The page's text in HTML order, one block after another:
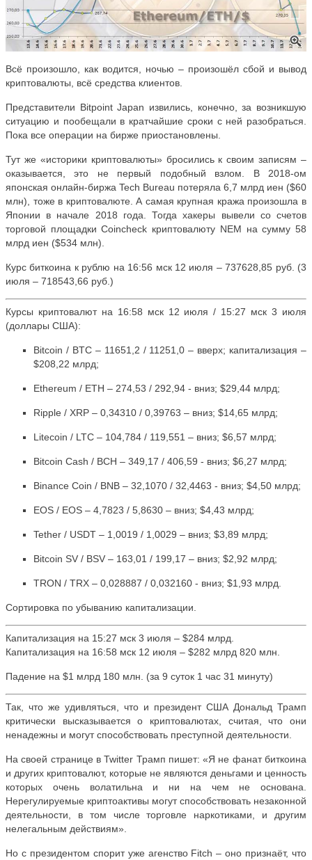
Всё произошло, как водится, ночью – произошёл сбой и вывод
криптовалюты, всё средства клиентов.
Представители Bitpoint Japan извились, конечно, за возникшую
ситуацию и пообещали в кратчайшие сроки с ней разобраться.
Пока все операции на бирже приостановлены.
Тут же «историки криптовалюты» бросились к своим записям –
оказывается, это не первый подобный взлом. В 2018-ом
японская онлайн-биржа Tech Bureau потеряла 6,7 млрд иен ($60
млн), тоже в криптовалюте. А самая крупная кража произошла в
Японии в начале 2018 года. Тогда хакеры вывели со счетов
торговой площадки Coincheck криптовалюту NEM на сумму 58
млрд иен ($534 млн).
Курс биткоина к рублю на 16:56 мск 12 июля – 737628,85 руб. (3
июля – 718543,66 руб.)
Курсы криптовалют на 16:58 мск 12 июля / 15:27 мск 3 июля
(доллары США):
Bitcoin / BTC – 11651,2 / 11251,0 – вверх; капитализация –
$208,22 млрд;
Ethereum / ETH – 274,53 / 292,94 - вниз; $29,44 млрд;
Ripple / XRP – 0,34310 / 0,39763 – вниз; $14,65 млрд;
Litecoin / LTC – 104,784 / 119,551 – вниз; $6,57 млрд;
Bitcoin Cash / BCH – 349,17 / 406,59 - вниз; $6,27 млрд;
Binance Coin / BNB – 32,1070 / 32,4463 - вниз; $4,50 млрд;
EOS / EOS – 4,7823 / 5,8630 – вниз; $4,43 млрд;
Tether / USDT – 1,0019 / 1,0029 – вниз; $3,89 млрд;
Bitcoin SV / BSV – 163,01 / 199,17 – вниз; $2,92 млрд;
TRON / TRX – 0,028887 / 0,032160 - вниз; $1,93 млрд.
Сортировка по убыванию капитализации.
Капитализация на 15:27 мск 3 июля – $284 млрд.
Капитализация на 16:58 мск 12 июля – $282 млрд 820 млн.
Падение на $1 млрд 180 млн. (за 9 суток 1 час 31 минуту)
Так, что же удивляться, что и президент США Дональд Трамп
критически высказывается о криптовалютах, считая, что они
ненадежны и могут способствовать преступной деятельности.
На своей странице в Twitter Трамп пишет: «Я не фанат биткоина
и других криптовалют, которые не являются деньгами и ценность
которых очень волатильна и ни на чем не основана.
Нерегулируемые криптоактивы могут способствовать незаконной
деятельности, в том числе торговле наркотиками, и другим
нелегальным действиям».
Но с президентом спорит уже агенство Fitch – оно признаёт, что